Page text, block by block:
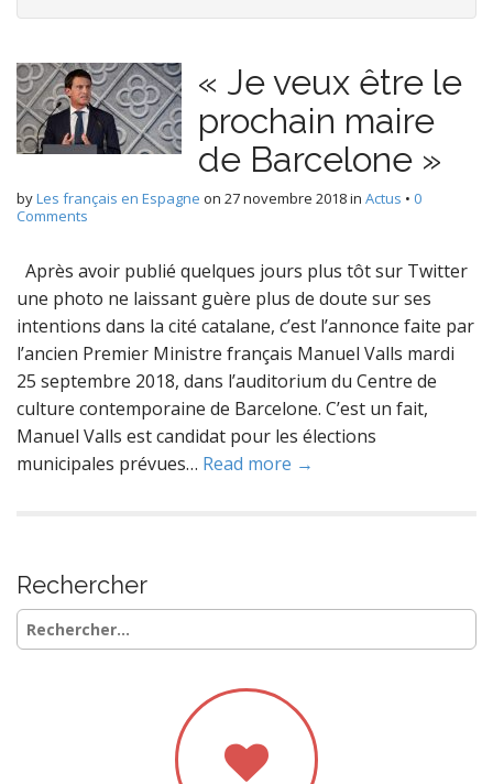
« Je veux être le
prochain maire
de Barcelone »
byLes français en Espagne on 27 novembre 2018in Actus • 0
Comments
Après avoir publié quelques jours plus tôt sur Twitter
une photo ne laissant guère plus de doute sur ses
intentions dans la cité catalane, c’est l’annonce faite par
l’ancien Premier Ministre français Manuel Valls mardi
25 septembre 2018, dans l’auditorium du Centre de
culture contemporaine de Barcelone. C’est un fait,
Manuel Valls est candidat pour les élections
municipales prévues… Read more →
Rechercher
Rechercher :